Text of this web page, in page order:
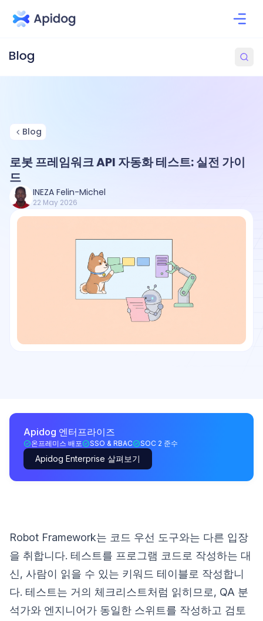
Blog
로봇 프레임워크 API 자동화 테스트: 실전 가이
드
INEZA Felin-Michel
22 May 2026
Apidog 엔터프라이즈
온프레미스 배포 SSO & RBAC SOC 2 준수
Apidog Enterprise 살펴보기
Robot Framework는 코드 우선 도구와는 다른 입장
을 취합니다. 테스트를 프로그램 코드로 작성하는 대
신, 사람이 읽을 수 있는 키워드 테이블로 작성합니
다. 테스트는 거의 체크리스트처럼 읽히므로, QA 분
석가와 엔지니어가 동일한 스위트를 작성하고 검토